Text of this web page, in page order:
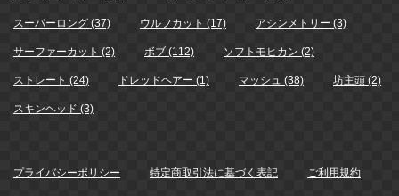
スーパーロング (37) ウルフカット (17) アシンメトリー (3)
サーファーカット (2) ボブ (112) ソフトモヒカン (2)
ストレート (24) ドレッドヘアー (1) マッシュ (38) 坊主頭 (2)
スキンヘッド (3)
プライバシーポリシー 特定商取引法に基づく表記 ご利用規約